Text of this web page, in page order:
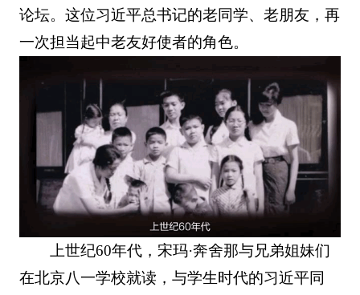
论坛。这位习近平总书记的老同学、老朋友，再
一次担当起中老友好使者的角色。
上世纪60年代，宋玛·奔舍那与兄弟姐妹们
在北京八一学校就读，与学生时代的习近平同